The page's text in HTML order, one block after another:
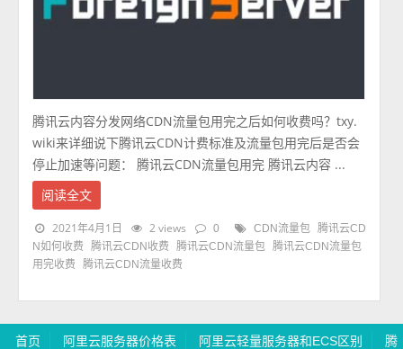
腾讯云内容分发网络CDN流量包用完之后如何收费吗？txy.
wiki来详细说下腾讯云CDN计费标准及流量包用完后是否会
停止加速等问题： 腾讯云CDN流量包用完 腾讯云内容 ...
阅读全文
2021年4月1日 2 views 0 CDN流量包
腾讯云CD
N如何收费
腾讯云CDN收费 腾讯云CDN流量包 腾讯云CDN流量包
用完收费
腾讯云CDN流量收费
首页 阿里云服务器价格表 阿里云轻量服务器和ECS区别 腾